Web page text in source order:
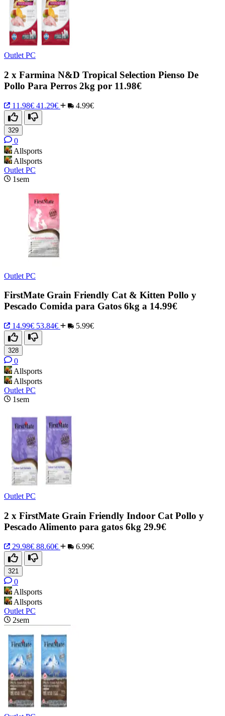
Outlet PC
2 x Farmina N&D Tropical Selection Pienso De
Pollo Para Perros 2kg por 11.98€
11.98€ 41.29€ 4.99€
329
0
Allsports
Allsports
Outlet PC
1sem
Outlet PC
FirstMate Grain Friendly Cat & Kitten Pollo y
Pescado Comida para Gatos 6kg a 14.99€
14.99€ 53.84€ 5.99€
328
0
Allsports
Allsports
Outlet PC
1sem
Outlet PC
2 x FirstMate Grain Friendly Indoor Cat Pollo y
Pescado Alimento para gatos 6kg 29.9€
29.98€ 88.60€ 6.99€
321
0
Allsports
Allsports
Outlet PC
2sem